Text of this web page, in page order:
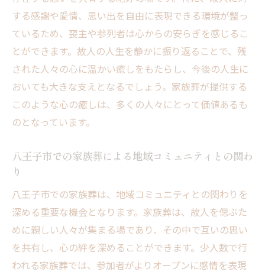
心温まる家族葬のプランニング例
八王子市での家族葬の未来を考える
する感謝や愛情、思い出を自由に表現できる環境が整っ
ているため、喪主や参列者は心からの安らぎを感じるこ
とができます。故人の人生を静かに振り返ることで、残
された人々の心に温かい癒しをもたらし、今後の人生に
おいても大きな支えとなるでしょう。家族葬が提供する
このような心の癒しは、多くの人々にとって価値あるも
のとなっています。
八王子市での家族葬による地域コミュニティとの関わ
り
八王子市での家族葬は、地域コミュニティとの関わりを
深める重要な機会となります。家族葬は、故人を偲ぶた
めに親しい人々が集まる場であり、その中で互いの思い
を共有し、心の絆を深めることができます。少人数で行
われる家族葬では、参加者がよりオープンに感情を表現